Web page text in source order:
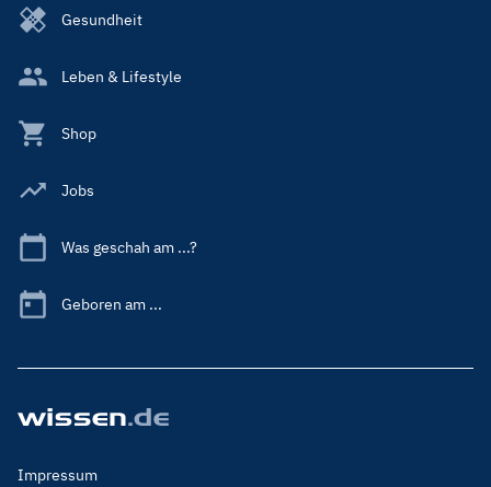
Gesundheit
Leben & Lifestyle
Shop
Jobs
Was geschah am ...?
Geboren am ...
Footer
Impressum